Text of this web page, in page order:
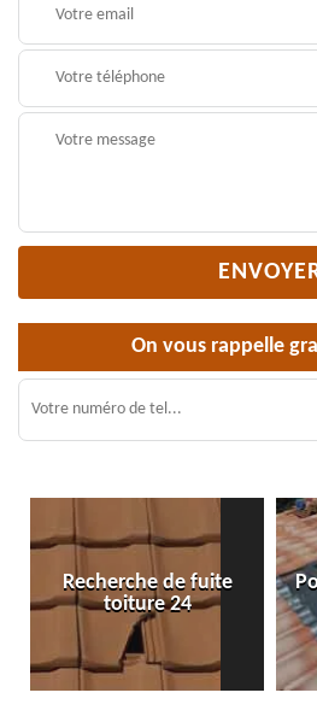
On vous rappelle
Recherche de fuite
toiture 24